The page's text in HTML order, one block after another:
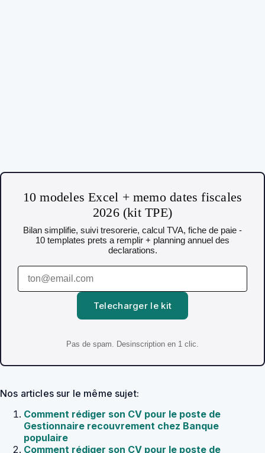
10 modeles Excel + memo dates fiscales
2026 (kit TPE)
Bilan simplifie, suivi tresorerie, calcul TVA, fiche de paie -
10 templates prets a remplir + planning annuel des
declarations.
Telecharger le kit
Pas de spam. Desinscription en 1 clic.
Nos articles sur le même sujet:
Comment rédiger son CV pour le poste de
Gestionnaire recouvrement chez Banque
populaire
Comment rédiger son CV pour le poste de